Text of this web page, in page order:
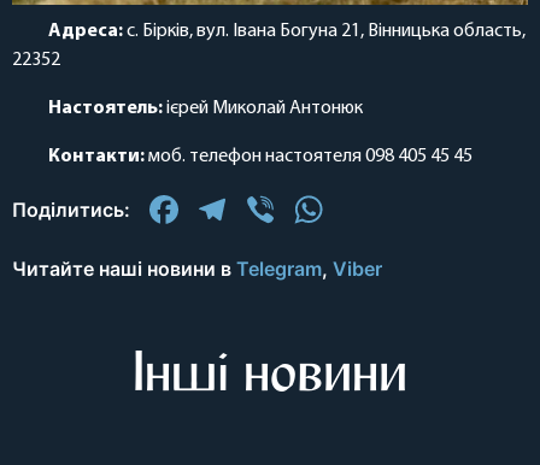
Адреса:с. Бірків, вул. Івана Богуна 21, Вінницька область,
22352
Настоятель:ієрей Миколай Антонюк
Контакти:моб. телефон настоятеля 098 405 45 45
Поділитись: Facebook
Telegram
Viber
Читайте наші новини в Telegram, Viber
Інші новини